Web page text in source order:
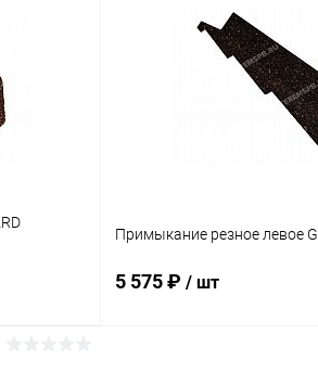
Купить в 1 клик
Примыкание резное левое
5 575 ₽ / шт